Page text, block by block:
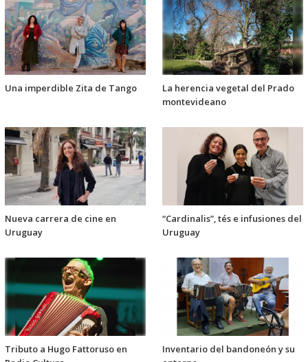
Una imperdible Zita de Tango
La herencia vegetal del Prado
montevideano
Nueva carrera de cine en
Uruguay
“Cardinalis”, tés e infusiones del
Uruguay
Tributo a Hugo Fattoruso en
Inventario del bandoneón y su